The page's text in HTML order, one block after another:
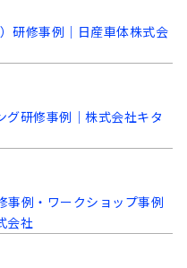
研修事例｜日産車体株式会
グ研修事例｜株式会社キタ
事例・ワークショップ事例
会社